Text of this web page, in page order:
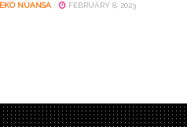
EKO NUANSA FEBRUARY 8, 2023